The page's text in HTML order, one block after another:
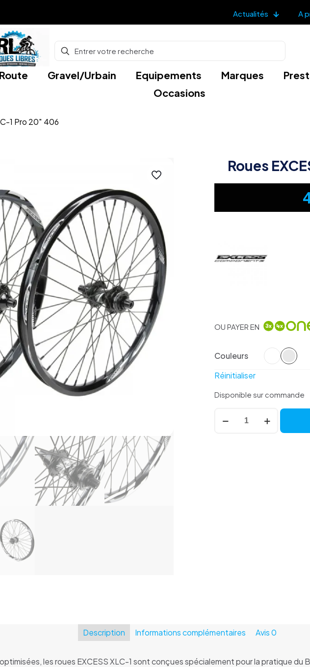
Actualités A
Route Gravel/Urbain Equipements Marques
Occasions
1 Pro 20″ 406
Roues
OU PAYER EN
Couleurs
Réinitialiser
Disponible sur commande
quantité
de
Roues
Description Informations complémentaires Avis0
les roues EXCESS XLC-1 sont conçues spécialement pour la pratique du